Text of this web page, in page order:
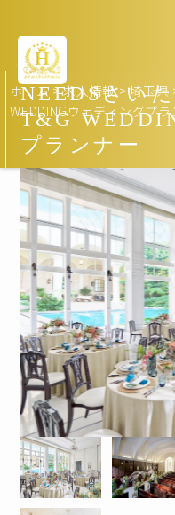
NEEDSさい
T&G
プランナー
ホーム >求人情報>埼玉県
WEDDINGウェディングプ